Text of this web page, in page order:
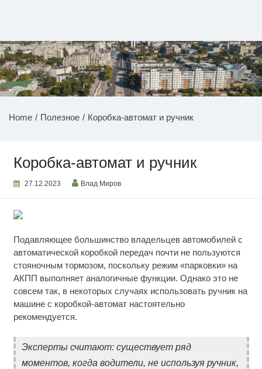
НОВОСТИ ПРИДНЕСТРОВЬЯ
Home Полезное Коробка-автомат и ручник
Коробка-автомат и ручник
27.12.2023 Влад Миров
Подавляющее большинство владельцев автомобилей с
автоматической коробкой передач почти не пользуются
стояночным тормозом, поскольку режим «парковки» на
АКПП выполняет аналогичные функции. Однако это не
совсем так, в некоторых случаях использовать ручник на
машине с коробкой-автомат настоятельно
рекомендуется.
Эксперты считают: существует ряд
моментов, когда водители, не используя ручник,